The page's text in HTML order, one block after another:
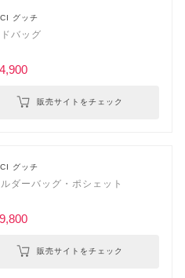
グッチ
バッグ
販売サイトをチェック
グッチ
ダーバッグ・ポシェット
販売サイトをチェック